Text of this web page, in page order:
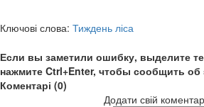
Ключові слова: Тиждень ліса
Если вы заметили ошибку, выделите
нажмите Ctrl+Enter, чтобы сообщить об
Коментарі (0)
Додати свій